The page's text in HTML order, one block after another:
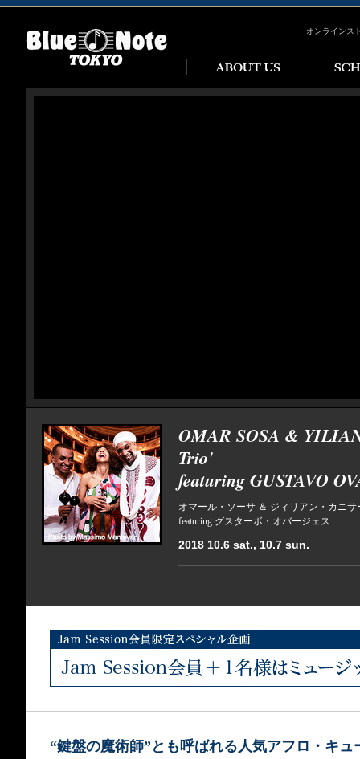
オンラインス
OMAR SOSA &
Trio'
featuring GUSTAVO
オマール・ソーサ ＆ ジィリアン・カニサ
featuring グスターボ・オバージェス
2018 10.6 sat., 10.7 sun.
“鍵盤の魔術師”とも呼ばれる人気アフロ・キュ